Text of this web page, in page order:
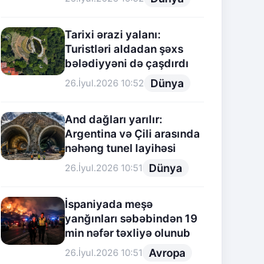
Tarixi ərazi yalanı:
Turistləri aldadan şəxs
bələdiyyəni də çaşdırdı
26.İyul.2026 10:52 Dünya
And dağları yarılır:
Argentina və Çili arasında
nəhəng tunel layihəsi
26.İyul.2026 10:51 Dünya
İspaniyada meşə
yanğınları səbəbindən 19
min nəfər təxliyə olunub
26.İyul.2026 10:51 Avropa